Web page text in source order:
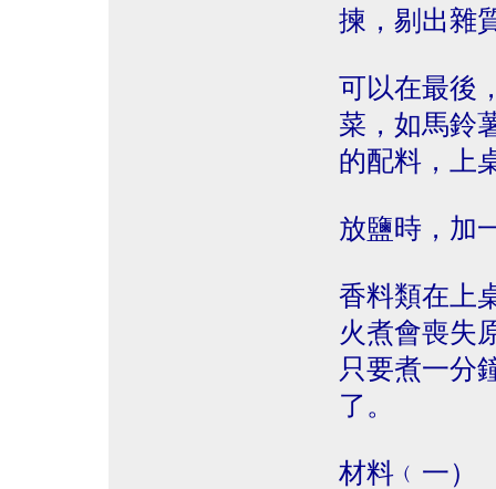
揀，剔出雜
可以在最後
菜，如馬鈴
的配料，上
放鹽時，加
香料類在上
火煮會喪失
只要煮一分
了。
材料﹙一）